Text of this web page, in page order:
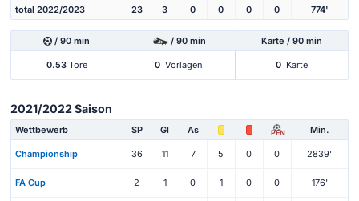
total 2022/2023 23 3 0 0 0 0 774'
/ 90 min / 90 min Karte / 90 min
0.53Tore 0 Vorlagen 0 Karte
2021/2022 Saison
Wettbewerb SP Gl As PEN Min.
Championship 36 11 7 5 0 0 2839'
FA Cup 2 1 0 1 0 0 176'